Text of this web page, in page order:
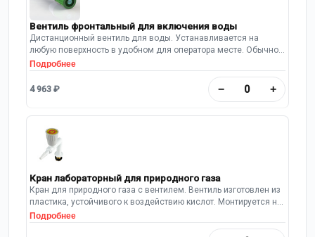
Вентиль фронтальный для включения воды
Дистанционный вентиль для воды. Устанавливается на
любую поверхность в удобном для оператора месте. Обычно
используется в комплекте с Выпускным патрубком. Материал
изготовления корпуса – латунь. Трубки для подключения
медные, диаметром 10 мм. Вентиль имеет химически стойкое
Подробнее
4 963 ₽ − +
Кран лабораторный для природного газа
Кран для природного газа с вентилем. Вентиль изготовлен из
пластика, устойчивого к воздействию кислот. Монтируется на
заднюю панель вытяжной камеры шкафа. Длина выпуска: 95
мм.
Подробнее